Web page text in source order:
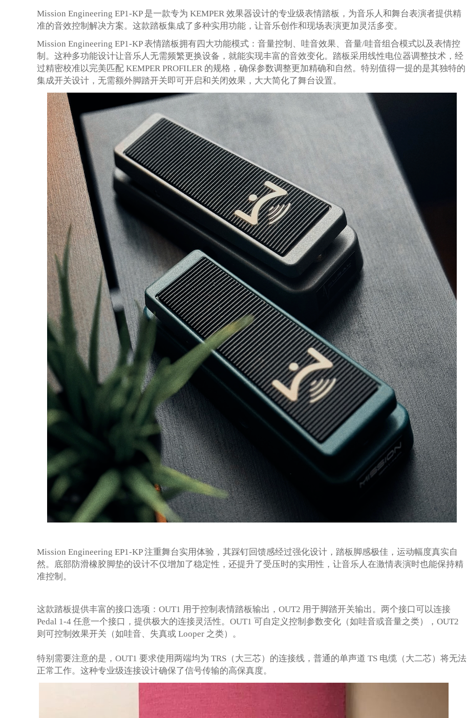
Mission Engineering EP1-KP 是一款专为 KEMPER 效果器设计的专业级表情踏板，为音乐人和舞台表演者提供精
准的音效控制解决方案。这款踏板集成了多种实用功能，让音乐创作和现场表演更加灵活多变。
Mission Engineering EP1-KP 表情踏板拥有四大功能模式：音量控制、哇音效果、音量/哇音组合模式以及表情控
制。这种多功能设计让音乐人无需频繁更换设备，就能实现丰富的音效变化。踏板采用线性电位器调整技术，经
过精密校准以完美匹配 KEMPER PROFILER 的规格，确保参数调整更加精确和自然。特别值得一提的是其独特的
集成开关设计，无需额外脚踏开关即可开启和关闭效果，大大简化了舞台设置。
Mission Engineering EP1-KP 注重舞台实用体验，其踩钉回馈感经过强化设计，踏板脚感极佳，运动幅度真实自
然。底部防滑橡胶脚垫的设计不仅增加了稳定性，还提升了受压时的实用性，让音乐人在激情表演时也能保持精
准控制。
这款踏板提供丰富的接口选项： OUT1 用于控制表情踏板输出，OUT2 用于脚踏开关输出。两个接口可以连接
Pedal 1-4 任意一个接口，提供极大的连接灵活性。OUT1 可自定义控制参数变化（如哇音或音量之类），OUT2
则可控制效果开关（如哇音、失真或 Looper 之类）。
特别需要注意的是， OUT1 要求使用两端均为 TRS（大三芯）的连接线，普通的单声道 TS 电缆（大二芯）将无法
正常工作。这种专业级连接设计确保了信号传输的高保真度。